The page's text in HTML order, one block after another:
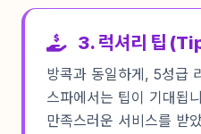
3. 럭셔리 팁
방콕과 동일하게, 5성급
스파에서는 팁이 기대됩
만족스러운 서비스를 받